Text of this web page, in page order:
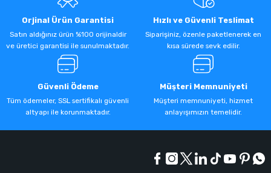
Orjinal Ürün Garantisi
Satın aldığınız ürün %100 orijinaldir
ve üretici garantisi ile sunulmaktadır.
Hızlı ve Güvenli Teslimat
Siparişiniz, özenle paketlenerek en
kısa sürede sevk edilir.
Güvenli Ödeme
Tüm ödemeler, SSL sertifikalı güvenli
altyapı ile korunmaktadır.
Müşteri Memnuniyeti
Müşteri memnuniyeti, hizmet
anlayışımızın temelidir.